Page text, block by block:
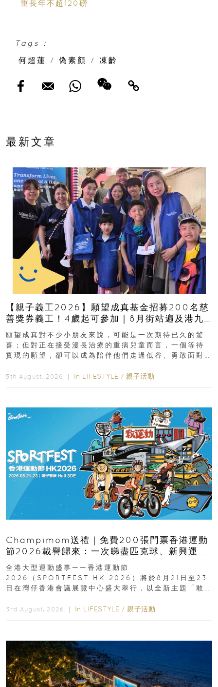
重長年不超120磅
Tags :
何超蓮
/ 偽素顏 / 凍齡
最新文章
【親子義工2026】願望成真基金招募200名慈
善獎券義工！4歲起可參加｜8月街站遍及港九
新界
願望成真對不少小朋友來說，可能是一次期待已久的驚
喜；但對正在接受漫長治療的重病兒童而言，一個等待
實現的願望，卻可以成為陪伴他們走過低谷、勇敢面對
5th August, 2026 ｜ In LIFESTYLE / 親子活動
Champimom送禮｜免費200張門票香港運動
節2026載譽歸來：一次睇盡匹克球、新興運
動、街舞比賽＋逾百運動品牌展覽
全港大型運動盛事——香港運動節
2026（SPORTFEST HK 2026）將於8月21日至23
日在灣仔香港會議展覽中心盛大舉行，以全新主題「敢
3rd August, 2026 ｜ In LIFESTYLE / 親子活動